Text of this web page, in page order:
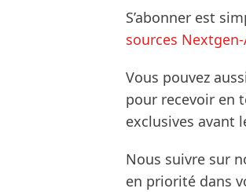
S’abonner est
sources
Vous pouvez
pour recevoir en
exclusives avant
Nous suivre sur
en priorité dans